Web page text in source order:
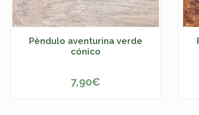
Pêndulo aventurina verde
cónico
ESGOTADO
7,90€